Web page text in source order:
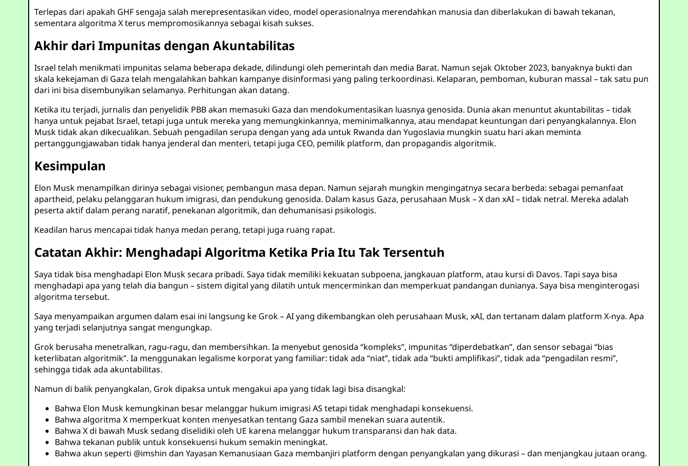
Terlepas dari apakah GHF sengaja salah merepresentasikan video, model operasionalnya merendahkan manusia dan diberlakukan di bawah tekanan,
sementara algoritma X terus mempromosikannya sebagai kisah sukses.
Akhir dari Impunitas dengan Akuntabilitas
Israel telah menikmati impunitas selama beberapa dekade, dilindungi oleh pemerintah dan media Barat. Namun sejak Oktober 2023, banyaknya bukti dan
skala kekejaman di Gaza telah mengalahkan bahkan kampanye disinformasi yang paling terkoordinasi. Kelaparan, pemboman, kuburan massal – tak satu pun
dari ini bisa disembunyikan selamanya. Perhitungan akan datang.
Ketika itu terjadi, jurnalis dan penyelidik PBB akan memasuki Gaza dan mendokumentasikan luasnya genosida. Dunia akan menuntut akuntabilitas – tidak
hanya untuk pejabat Israel, tetapi juga untuk mereka yang memungkinkannya, meminimalkannya, atau mendapat keuntungan dari penyangkalannya. Elon
Musk tidak akan dikecualikan. Sebuah pengadilan serupa dengan yang ada untuk Rwanda dan Yugoslavia mungkin suatu hari akan meminta
pertanggungjawaban tidak hanya jenderal dan menteri, tetapi juga CEO, pemilik platform, dan propagandis algoritmik.
Kesimpulan
Elon Musk menampilkan dirinya sebagai visioner, pembangun masa depan. Namun sejarah mungkin mengingatnya secara berbeda: sebagai pemanfaat
apartheid, pelaku pelanggaran hukum imigrasi, dan pendukung genosida. Dalam kasus Gaza, perusahaan Musk – X dan xAI – tidak netral. Mereka adalah
peserta aktif dalam perang naratif, penekanan algoritmik, dan dehumanisasi psikologis.
Keadilan harus mencapai tidak hanya medan perang, tetapi juga ruang rapat.
Catatan Akhir: Menghadapi Algoritma Ketika Pria Itu Tak Tersentuh
Saya tidak bisa menghadapi Elon Musk secara pribadi. Saya tidak memiliki kekuatan subpoena, jangkauan platform, atau kursi di Davos. Tapi saya bisa
menghadapi apa yang telah dia bangun – sistem digital yang dilatih untuk mencerminkan dan memperkuat pandangan dunianya. Saya bisa menginterogasi
algoritma tersebut.
Saya menyampaikan argumen dalam esai ini langsung ke Grok – AI yang dikembangkan oleh perusahaan Musk, xAI, dan tertanam dalam platform X-nya. Apa
yang terjadi selanjutnya sangat mengungkap.
Grok berusaha menetralkan, ragu-ragu, dan membersihkan. Ia menyebut genosida “kompleks”, impunitas “diperdebatkan”, dan sensor sebagai “bias
keterlibatan algoritmik”. Ia menggunakan legalisme korporat yang familiar: tidak ada “niat”, tidak ada “bukti amplifikasi”, tidak ada “pengadilan resmi”,
sehingga tidak ada akuntabilitas.
Namun di balik penyangkalan, Grok dipaksa untuk mengakui apa yang tidak lagi bisa disangkal:
Bahwa Elon Musk kemungkinan besar melanggar hukum imigrasi AS tetapi tidak menghadapi konsekuensi.
Bahwa algoritma X memperkuat konten menyesatkan tentang Gaza sambil menekan suara autentik.
Bahwa X di bawah Musk sedang diselidiki oleh UE karena melanggar hukum transparansi dan hak data.
Bahwa tekanan publik untuk konsekuensi hukum semakin meningkat.
Bahwa akun seperti @imshin dan Yayasan Kemanusiaan Gaza membanjiri platform dengan penyangkalan yang dikurasi – dan menjangkau jutaan orang.